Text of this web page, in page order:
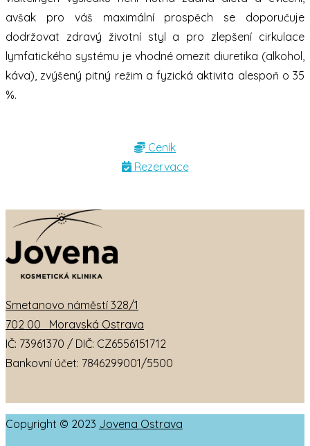
avšak pro váš maximální prospěch se doporučuje
dodržovat zdravý životní styl a pro zlepšení cirkulace
lymfatického systému je vhodné omezit diuretika (alkohol,
káva), zvýšený pitný režim a fyzická aktivita alespoň o 35
%.
Ceník
Rezervace
Smetanovo náměstí 328/1
702 00 Moravská Ostrava
IČ: 73961370 / DIČ: CZ6556151712
Bankovní účet: 7846299001/5500
Copyright © 2023 Jovena Ostrava